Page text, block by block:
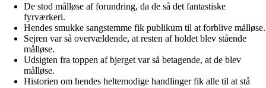
De stod målløse af forundring, da de så det fantastiske
fyrværkeri.
Hendes smukke sangstemme fik publikum til at forblive målløse.
Sejren var så overvældende, at resten af holdet blev stående
målløse.
Udsigten fra toppen af bjerget var så betagende, at de blev
målløse.
Historien om hendes heltemodige handlinger fik alle til at stå